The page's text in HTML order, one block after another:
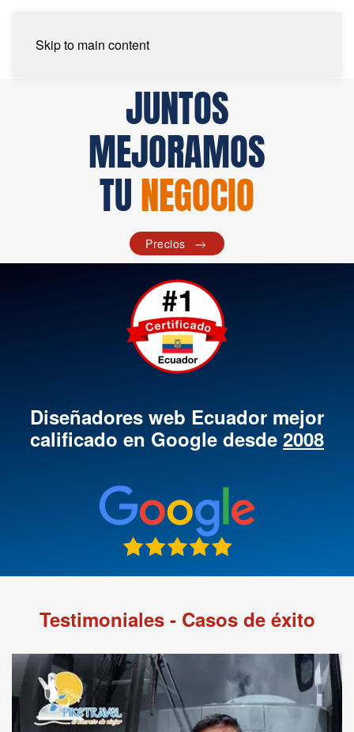
Skip to main content
JUNTOS
MEJORAMOS
TUNEGOCIO
Precios
Diseñadores web Ecuador mejor
calificado en Google desde 2008
Testimoniales - Casos de éxito